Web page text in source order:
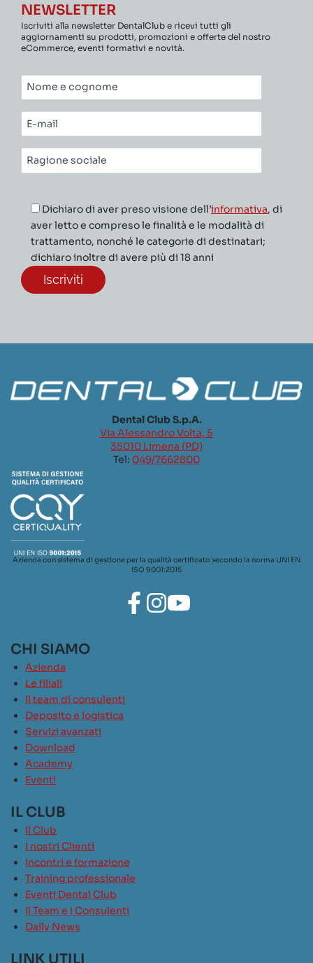
NEWSLETTER
Iscriviti alla newsletter DentalClub e ricevi tutti gli
aggiornamenti su prodotti, promozioni e offerte del nostro
eCommerce, eventi formativi e novità.
Nome
e
cognome*
E-
mail*
Ragione
sociale*
Dichiaro di aver preso visione dell’informativa, di
aver letto e compreso le finalità e le modalità di
trattamento, nonché le categorie di destinatari;
dichiaro inoltre di avere più di 18 anni
Dental Club S.p.A.
Via Alessandro Volta, 5
35010 Limena (PD)
Tel: 049/7662800
Azienda con sistema di gestione per la qualità certificato secondo la norma UNI EN
ISO 9001:2015
CHI SIAMO
Azienda
Le filiali
Il team di consulenti
Deposito e logistica
Servizi avanzati
Download
Academy
Eventi
IL CLUB
Il Club
I nostri Clienti
Incontri e formazione
Training professionale
Eventi Dental Club
Il Team e i Consulenti
Daily News
LINK UTILI